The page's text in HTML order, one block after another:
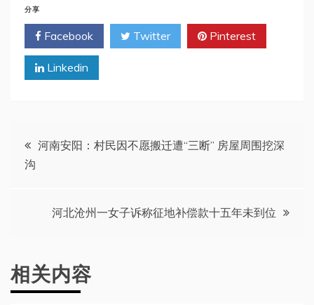
分享
Facebook Twitter Pinterest
Linkedin
文
章
河南安阳：村民因不愿搬迁遭“三断” 房屋周围挖深
沟
河北沧州一女子诉称征地补偿款十五年未到位
相关内容